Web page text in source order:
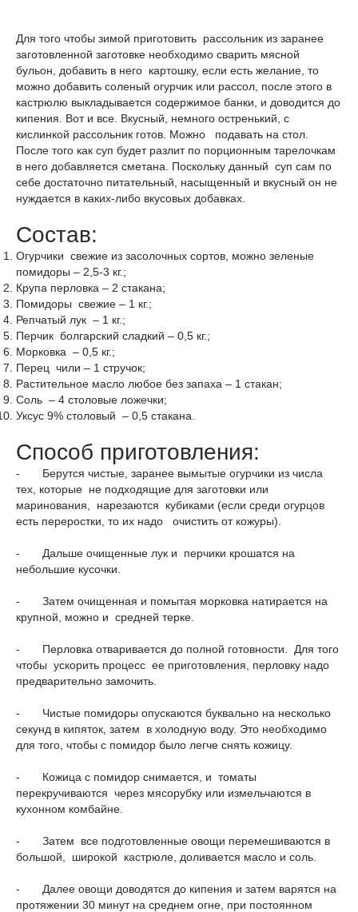
Для того чтобы зимой приготовить рассольник из заранее
заготовленной заготовке необходимо сварить мясной
бульон, добавить в него картошку, если есть желание, то
можно добавить соленый огурчик или рассол, после этого в
кастрюлю выкладывается содержимое банки, и доводится до
кипения. Вот и все. Вкусный, немного остренький, с
кислинкой рассольник готов. Можно подавать на стол.
После того как суп будет разлит по порционным тарелочкам
в него добавляется сметана. Поскольку данный суп сам по
себе достаточно питательный, насыщенный и вкусный он не
нуждается в каких-либо вкусовых добавках.
Состав:
Огурчики свежие из засолочных сортов, можно зеленые
помидоры – 2,5-3 кг.;
Крупа перловка – 2 стакана;
Помидоры свежие – 1 кг.;
Репчатый лук – 1 кг.;
Перчик болгарский сладкий – 0,5 кг.;
Морковка – 0,5 кг.;
Перец чили – 1 стручок;
Растительное масло любое без запаха – 1 стакан;
Соль – 4 столовые ложечки;
Уксус 9% столовый – 0,5 стакана.
Способ приготовления:
- Берутся чистые, заранее вымытые огурчики из числа
тех, которые не подходящие для заготовки или
маринования, нарезаются кубиками (если среди огурцов
есть переростки, то их надо очистить от кожуры).
- Дальше очищенные лук и перчики крошатся на
небольшие кусочки.
- Затем очищенная и помытая морковка натирается на
крупной, можно и средней терке.
- Перловка отваривается до полной готовности. Для того
чтобы ускорить процесс ее приготовления, перловку надо
предварительно замочить.
- Чистые помидоры опускаются буквально на несколько
секунд в кипяток, затем в холодную воду. Это необходимо
для того, чтобы с помидор было легче снять кожицу.
- Кожица с помидор снимается, и томаты
перекручиваются через мясорубку или измельчаются в
кухонном комбайне.
- Затем все подготовленные овощи перемешиваются в
большой, широкой кастрюле, доливается масло и соль.
- Далее овощи доводятся до кипения и затем варятся на
протяжении 30 минут на среднем огне, при постоянном